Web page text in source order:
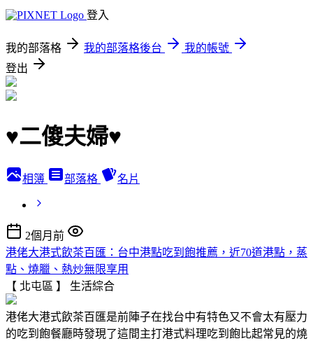
登入
我的部落格 我的部落格後台
我的帳號
登出
♥二傻夫婦♥
相簿 部落格 名片
2個月前
港佬大港式飲茶百匯：台中港點吃到飽推薦，近70道港點，蒸
點、燒臘、熱炒無限享用
【 北屯區 】 生活綜合
港佬大港式飲茶百匯是前陣子在找台中有特色又不會太有壓力
的吃到飽餐廳時發現了這間主打港式料理吃到飽比起常見的燒